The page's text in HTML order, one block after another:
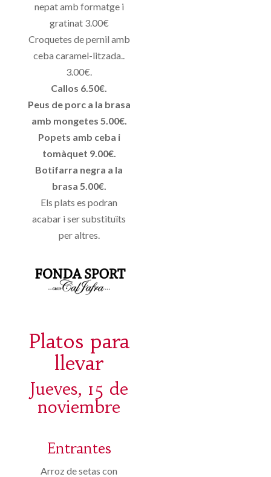
nepat amb formatge i
gratinat 3.00€
Croquetes de pernil amb
ceba caramel-litzada..
3.00€.
Callos 6.50€.
Peus de porc a la brasa
amb mongetes 5.00€.
Popets amb ceba i
tomàquet 9.00€.
Botifarra negra a la
brasa 5.00€.
Els plats es podran
acabar i ser substituïts
per altres.
Platos para
llevar
Jueves, 15 de
noviembre
Entrantes
Arroz de setas con